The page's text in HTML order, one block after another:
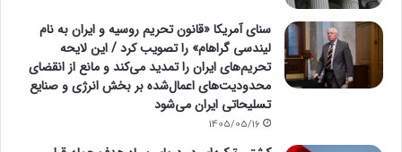
سنای آمریکا «قانون تحریم روسیه و ایران به نام
لیندسی گراهام» را تصویب کرد / این لایحه
تحریم‌های ایران را تمدید می‌کند و مانع از انقضای
محدودیت‌های اعمال‌شده بر بخش انرژی و صنایع
تسلیحاتی ایران می‌شود
1405/05/16